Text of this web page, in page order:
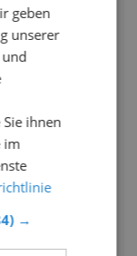
geben
unserer
ihnen
im
→